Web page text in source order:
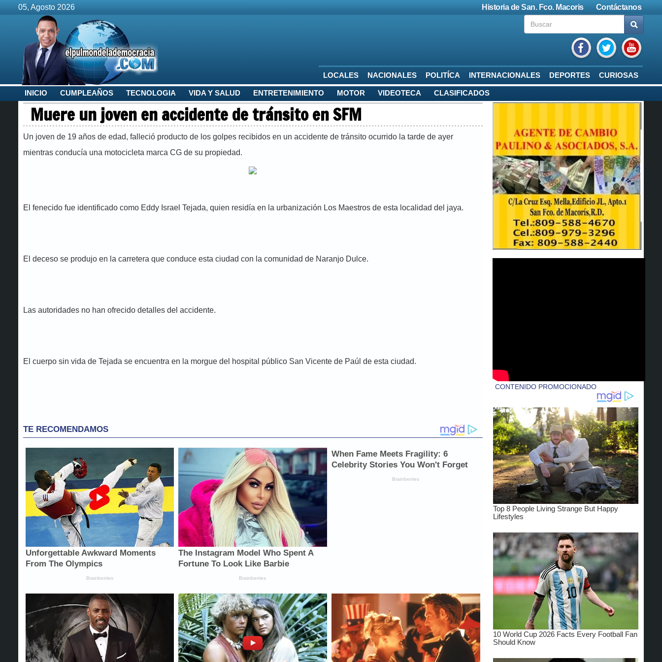
Contáctanos
Historia de San. Fco. Macoris
05, Agosto 2026
LOCALES NACIONALES POLITÍCA INTERNACIONALES DEPORTES CURIOSAS
INICIO CUMPLEAÑOS TECNOLOGIA VIDA Y SALUD ENTRETENIMIENTO MOTOR VIDEOTECA CLASIFICADOS
Muere un joven en accidente de tránsito en SFM
Un joven de 19 años de edad, falleció producto de los golpes recibidos en un accidente de tránsito ocurrido la tarde de ayer
mientras conducía una motocicleta marca CG de su propiedad.
El fenecido fue identificado como Eddy Israel Tejada, quien residía en la urbanización Los Maestros de esta localidad del jaya.
El deceso se produjo en la carretera que conduce esta ciudad con la comunidad de Naranjo Dulce.
Las autoridades no han ofrecido detalles del accidente.
El cuerpo sin vida de Tejada se encuentra en la morgue del hospital público San Vicente de Paúl de esta ciudad.